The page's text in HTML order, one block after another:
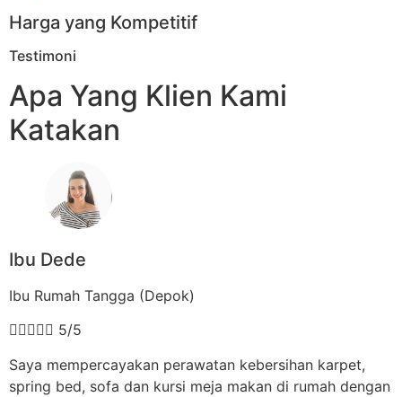
Harga yang Kompetitif
Testimoni
Apa Yang Klien Kami
Katakan
Ibu Dede
Ibu Rumah Tangga (Depok)
 5/5
Saya mempercayakan perawatan kebersihan karpet,
spring bed, sofa dan kursi meja makan di rumah dengan